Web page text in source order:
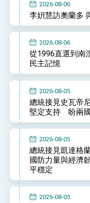
2026-08-06
李姸慧訪奧蘭多
2026-08-06
從1996直選到南
民主記憶
2026-08-05
總統接見史瓦帝
堅定支持 盼兩
2026-08-05
總統接見凱達格
國防力量與經濟
平穩定
2026-08-05